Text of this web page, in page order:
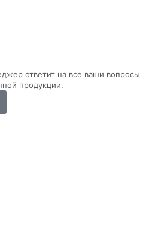
ответит на все ваши вопросы
продукции.